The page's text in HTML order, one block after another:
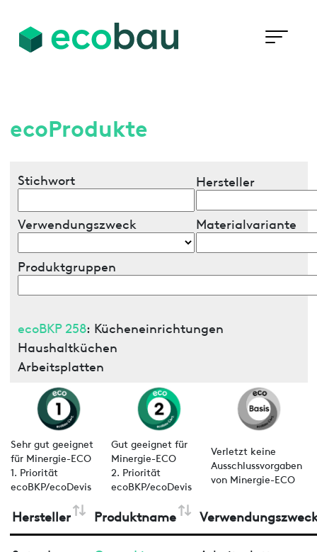
ecoProdukte
Stichwort Hersteller
Verwendungszweck Materialvariante
Produktgruppen
ecoBKP 258: Kücheneinrichtungen
Haushaltküchen
Arbeitsplatten
Sehr gut geeignet
für Minergie-ECO
1. Priorität
ecoBKP/ecoDevis
Gut geeignet für
Minergie-ECO
2. Priorität
ecoBKP/ecoDevis
Verletzt keine
Ausschlussvorgaben
von Minergie-ECO
Hersteller Produktname